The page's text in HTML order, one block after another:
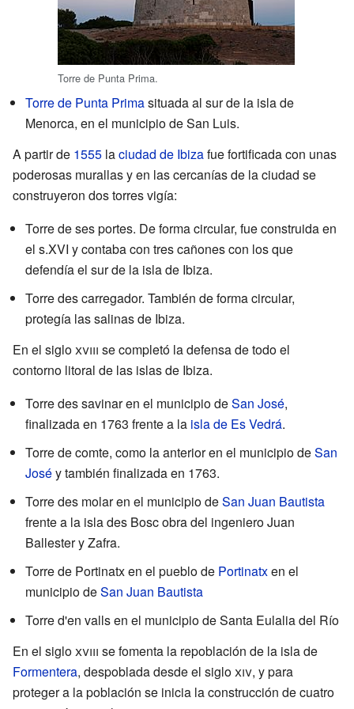
Torre de Punta Prima.
Torre de Punta Primasituada al sur de la isla de
Menorca, en el municipio de San Luis.
A partir de 1555 laciudad de Ibizafue fortificada con unas
poderosas murallas y en las cercanías de la ciudad se
construyeron dos torres vigía:
Torre de ses portes. De forma circular, fue construida en
el s.XVI y contaba con tres cañones con los que
defendía el sur de la isla de Ibiza.
Torre des carregador. También de forma circular,
protegía las salinas de Ibiza.
En el sigloxviii se completó la defensa de todo el
contorno litoral de las islas de Ibiza.
Torre des savinar en el municipio deSan José,
finalizada en 1763 frente a la isla de Es Vedrá.
Torre de comte, como la anterior en el municipio deSan
Joséy también finalizada en 1763.
Torre des molar en el municipio deSan Juan Bautista
frente a la isla des Bosc obra del ingeniero Juan
Ballester y Zafra.
Torre de Portinatx en el pueblo de Portinatxen el
municipio deSan Juan Bautista
Torre d'en valls en el municipio de Santa Eulalia del Río
En el sigloxviii se fomenta la repoblación de la isla de
Formentera, despoblada desde el sigloxiv, y para
proteger a la población se inicia la construcción de cuatro